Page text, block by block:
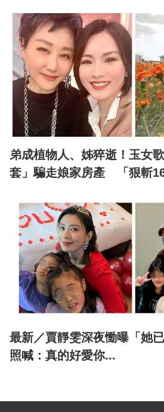
弟成植物人、姊猝逝！玉女
套」騙走娘家房產 「狠斬
最新／賈靜雯深夜慟曝「她
照喊：真的好愛你...